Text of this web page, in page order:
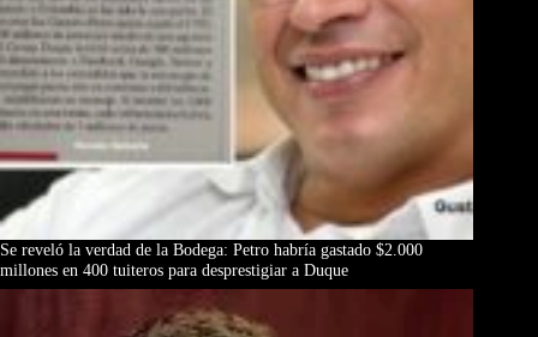
Se reveló la verdad de la Bodega: Petro habría gastado $2.000
millones en 400 tuiteros para desprestigiar a Duque